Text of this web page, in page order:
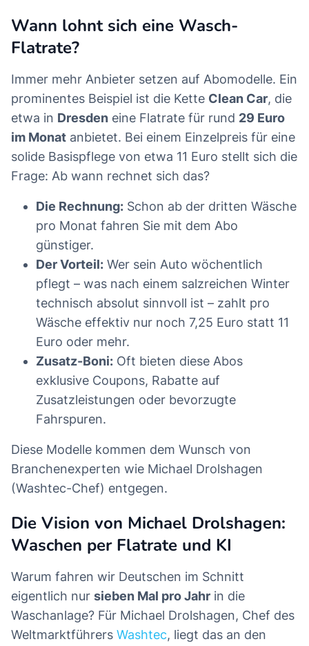
Wann lohnt sich eine Wasch-
Flatrate?
Immer mehr Anbieter setzen auf Abomodelle. Ein
prominentes Beispiel ist die Kette Clean Car, die
etwa in Dresden eine Flatrate für rund 29 Euro
im Monat anbietet. Bei einem Einzelpreis für eine
solide Basispflege von etwa 11 Euro stellt sich die
Frage: Ab wann rechnet sich das?
Die Rechnung: Schon ab der dritten Wäsche
pro Monat fahren Sie mit dem Abo
günstiger.
Der Vorteil: Wer sein Auto wöchentlich
pflegt – was nach einem salzreichen Winter
technisch absolut sinnvoll ist – zahlt pro
Wäsche effektiv nur noch 7,25 Euro statt 11
Euro oder mehr.
Zusatz-Boni: Oft bieten diese Abos
exklusive Coupons, Rabatte auf
Zusatzleistungen oder bevorzugte
Fahrspuren.
Diese Modelle kommen dem Wunsch von
Branchenexperten wie Michael Drolshagen
(Washtec-Chef) entgegen.
Die Vision von Michael Drolshagen:
Waschen per Flatrate und KI
Warum fahren wir Deutschen im Schnitt
eigentlich nur sieben Mal pro Jahr in die
Waschanlage? Für Michael Drolshagen, Chef des
Weltmarktführers Washtec, liegt das an den